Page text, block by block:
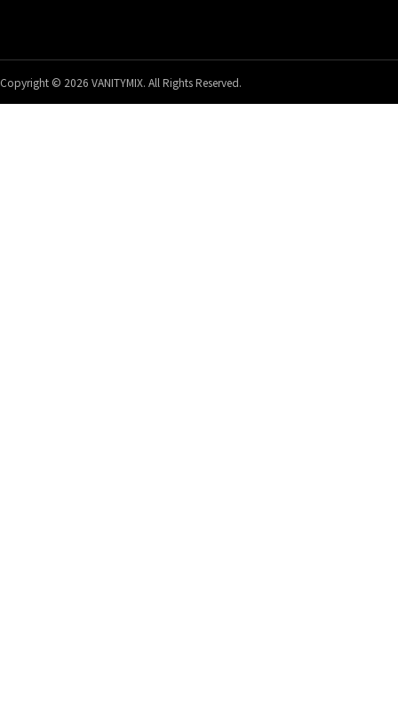
Copyright © 2026 VANITYMIX. All Rights Reserved.